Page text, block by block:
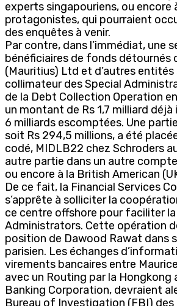
experts singapouriens, ou encore
protagonistes, qui pourraient
des enquêtes à venir.
Par contre, dans l’immédiat, une
bénéficiaires de fonds détournés
(Mauritius) Ltd et d’autres entités
collimateur des Special
de la Debt Collection Operation
un montant de Rs 1,7 milliard déjà
6 milliards escomptées. Une
soit Rs 294,5 millions, a été
codé, MIDLB22 chez Schroders
autre partie dans un autre
ou encore à la British American
De ce fait, la Financial Services
s’apprête à solliciter la
ce centre offshore pour faciliter
Administrators. Cette opération
position de Dawood Rawat dans
parisien. Les échanges
virements bancaires entre
avec un Routing par la Hongkong
Banking Corporation, devraient
Bureau of Investigation (FBI)